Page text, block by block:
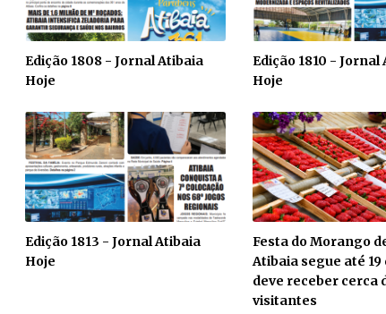
Edição 1808 - Jornal Atibaia
Hoje
Edição 1810 - Jornal
Hoje
Edição 1813 - Jornal Atibaia
Hoje
Festa do Morango
Atibaia segue até 19
deve receber cerca
visitantes